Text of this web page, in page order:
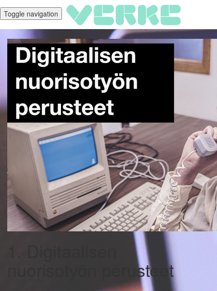
Toggle navigation
nuorisotyön perusteet